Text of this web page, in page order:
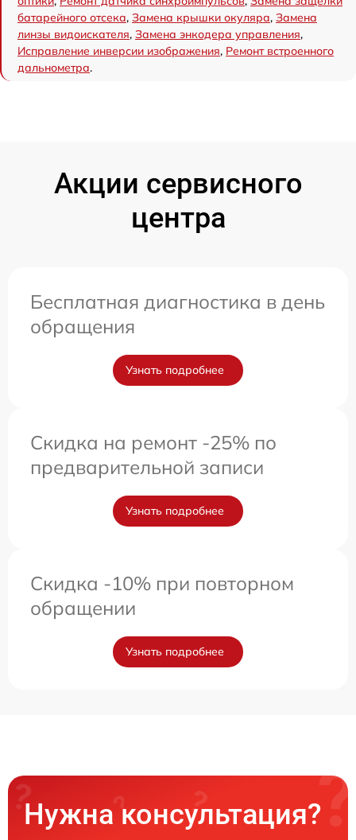
батарейного отсека, Замена крышки окуляра, Замена
линзы видоискателя, Замена энкодера управления,
Исправление инверсии изображения, Ремонт встроенного
дальнометра.
Акции сервисного
центра
Бесплатная диагностика в день
обращения
Узнать подробнее
Скидка на ремонт -25% по
предварительной записи
Узнать подробнее
Скидка -10% при повторном
обращении
Узнать подробнее
Нужна консультация?